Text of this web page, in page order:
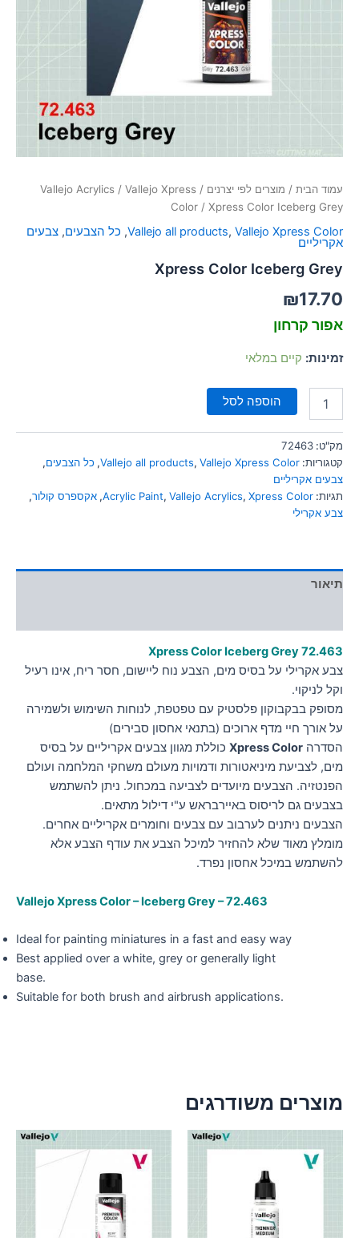
סמן קישורים
האפשרויות
עמוד הבית / מוצרים לפי יצרנים /
Vallejo Acrylics / Vallejo Xpress
Color / Xpress Color Iceberg Grey
Vallejo all products, Vallejo Xpress Color
, כל הצבעים, צבעים
אקריליים
Xpress Color Iceberg Grey
₪17.70
אפור קרחון
זמינות: קיים במלאי
הוספה לסל
מק"ט: 72463
קטגוריות:
Vallejo all products, Vallejo Xpress Color
, כל הצבעים,
צבעים אקריליים
תגיות:
Acrylic Paint, Vallejo Acrylics, Xpress Color
, אקספרס קולור,
צבע אקרילי
תיאור
Xpress Color Iceberg Grey72.463
צבע אקרילי על בסיס מים, הצבע נוח ליישום, חסר ריח, אינו רעיל
וקל לניקוי.
מסופק בבקבוקון פלסטיק עם טפטפת, לנוחות השימוש ולשמירה
על אורך חיי מדף ארוכים (בתנאי אחסון סבירים)
הסדרה Xpress Color כוללת מגוון צבעים אקריליים על בסיס
מים, לצביעת מיניאטורות ודמויות מעולם משחקי המלחמה ועולם
הפנטזיה. הצבעים מיועדים לצביעה במכחול. ניתן להשתמש
בצבעים גם לריסוס באיירבראש ע"י דילול מתאים.
הצבעים ניתנים לערבוב עם צבעים וחומרים אקריליים אחרים.
מומלץ מאוד שלא להחזיר למיכל הצבע את עודף הצבע אלא
להשתמש במיכל אחסון נפרד.
Vallejo Xpress Color – Iceberg Grey – 72.463
Ideal for painting miniatures in a fast and easy way
Best applied over a white, grey or generally light
base.
Suitable for both brush and airbrush applications.
מוצרים משודרגים